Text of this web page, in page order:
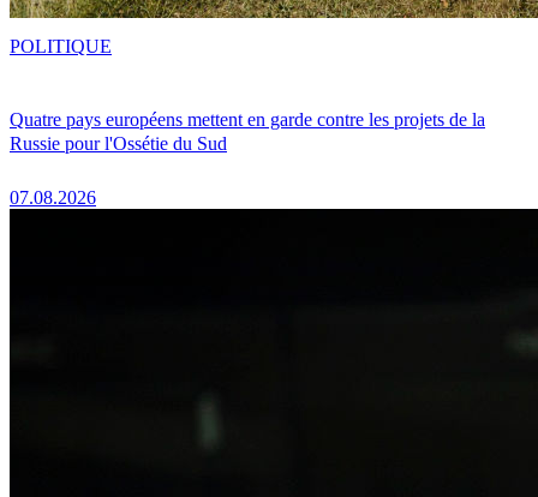
Quatre pays européens mettent en garde contre les projets de la
Russie pour l'Ossétie du Sud
07.08.2026
POLITIQUE